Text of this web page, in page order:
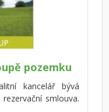
advokát vám
ověřit si
pouze na
dalšího je nutné si
pozemku
kancelář bývá
smlouva.